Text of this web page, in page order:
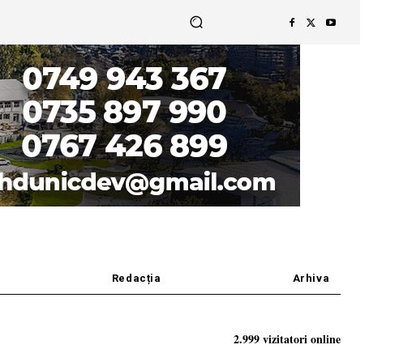
Redacția Arhiva
2.999 vizitatori online